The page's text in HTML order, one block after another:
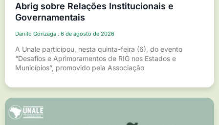
Abrig sobre Relações Institucionais e
Governamentais
Danilo Gonzaga 6 de agosto de 2026
A Unale participou, nesta quinta-feira (6), do evento
“Desafios e Aprimoramentos de RIG nos Estados e
Municípios”, promovido pela Associação